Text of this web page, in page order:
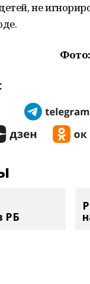
не
РБ